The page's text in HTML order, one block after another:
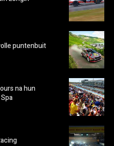
puntenbuit
na hun